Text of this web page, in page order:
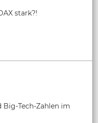
stark?!
Big-Tech-Zahlen im